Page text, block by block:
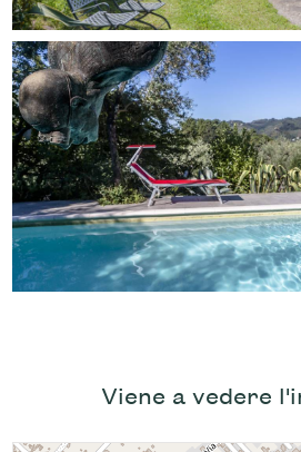
Viene a vedere